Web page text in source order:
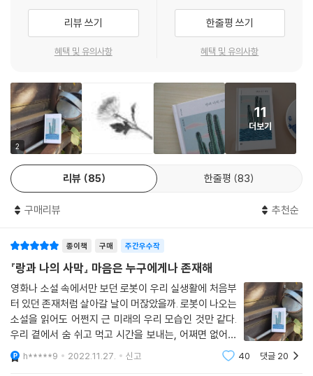
“내 말, 무슨 말인지 알겠지?”
고개를 끄덕인다.
--- pp.133~134
위해 걸어온 나의 사막에 대해. 그렇게 늙어가는 랑의 곁에서, 조금씩 망가
져 가는 내 몸으로 이야기하겠지. 나쁘지 않다고 생각한다. 비로소 랑과 시
간이 맞는 것 같다는 착각을 한다. 이번에는 너와 함께 늙어갈 수 있겠다는
헛된 희망을 품고 랑을 떠올리며, 더 깊은 어둠으로 내려간다.
간절하게.
--- p.144
“단 하나였던 삶의 목적을 잃은 후에도 계속 살아가야 하는 것에 대한 이야
기입니다. 지구의 환경조차도 삶에 아무런 지장을 주지 않는 고고에게는
랑이 세상의 전부였고, 랑이 고고에게 다음 목적을 만들어주지 않고 떠난
의 덩그러니. 그렇게 삶의 선택지가 랑 하나였던 고고는 결국 또다시 랑을
자신의 유일한 목적으로 둡니다. 그렇게 여정을 떠난 고고에게 랑이 아닌,
고고의 목적을 만들어주고 싶었습니다.”(-천선란, 「작가의 말」 중에서)
삶의 목적을 잃고 떠난 메마른 사막에서도 새로운 사람을 만나고 무언가를
나누고 희망을 보는 과정을 통해, 상실된 우리의 마음의 여정도 이러했으
면 좋겠다는 작가의 바람이 담긴 이번 소설은 무한한 우주의 선상에서 혹
가득한 소설이다.
“너도 이미 알고 있잖아
그게 그리움이라는 걸”
우리는 죽음뿐 아니라 망각, 시간, 혹은 단순히 현실이라는 지루한 이유로
소중한 많은 것들과 헤어지며 살아간다. 대부분의 경우 이별했다는 사실조
차 깨닫지 못하고 애도의 기회는 당연히 가질 수 없다. 남을 해치지 않는 욕
망을 위해 기꺼이 불멸을 희생하는 천선란의 주인공들은 그러나 최선을 다
해 여행을 마치고 애틋하게 성장한다. “수천 번 자신을 분해하고 조립”하
리뷰 쓰기
혜택 및 유의사항
한줄평 쓰기
혜택 및 유의사항
2
11
더보기
리뷰 85 한줄평 83
구매리뷰 추천순
종이책 구매 주간우수작
『랑과 나의 사막』 마음은 누구에게나 존재해
영화나 소설 속에서만 보던 로봇이 우리 실생활에 처음부
터 있던 존재처럼 살아갈 날이 머잖았을까. 로봇이 나오는
소설을 읽어도 어쩐지 근 미래의 우리 모습인 것만 같다.
우리 곁에서 숨 쉬고 먹고 시간을 보내는, 어쩌면 없어서
는 안 될 단 하나의 친구인 것만 같다. 멸망한 세계, 사막
에서 함께 살던 인간, 랑이 죽었다. 다른 인간들보다 이른
h*****9 2022.11.27. 신고 40 댓글 20